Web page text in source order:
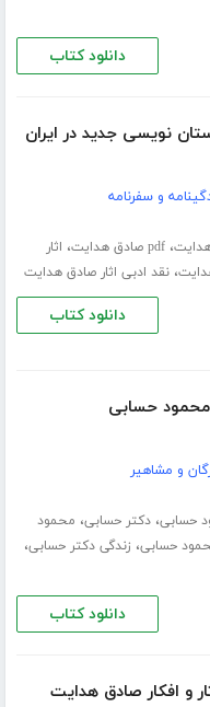
دانلود کتاب
نویسی جدید در ایران
و سفرنامه
،pdf صادق هدایت ، اثار
،نقد ادبی اثار صادق هدایت
دانلود کتاب
محمود حسابی
و مشاهیر
حسابی،دکتر حسابی، محمود
حسابی، زندگی دکتر حسابی،
دانلود کتاب
و افکار صادق هدایت